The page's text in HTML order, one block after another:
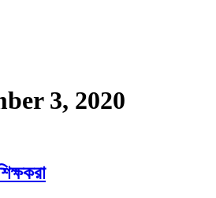
3, 2020